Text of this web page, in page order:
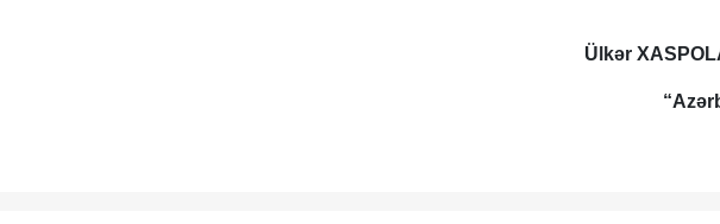
Ülkər